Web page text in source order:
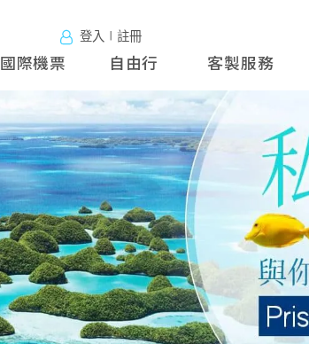
登入∣註冊
國際機票 自由行 客製服務